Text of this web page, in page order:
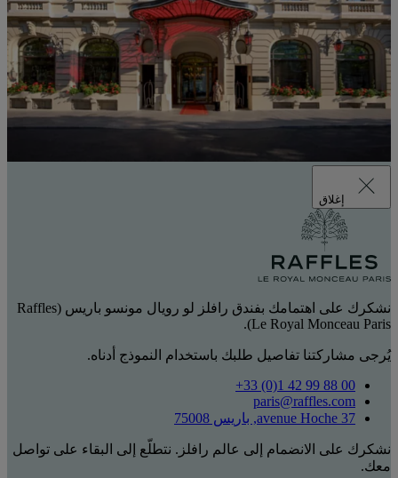
إغلاق
نشكرك على اهتمامك بفندق رافلز لو رويال مونسو باريس (Raffles
Le Royal Monceau Paris).
يُرجى مشاركتنا تفاصيل طلبك باستخدام النموذج أدناه.
‎+33 (0)1 42 99 88 00‏
paris@raffles.com
37 avenue Hoche, باريس 75008
نشكرك على الانضمام إلى عالم رافلز. نتطلّع إلى البقاء على تواصل
معك.